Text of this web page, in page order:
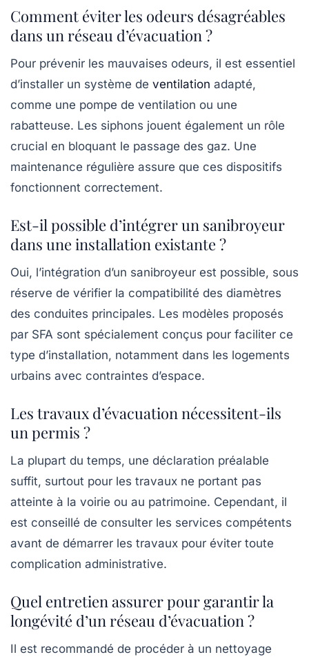
Comment éviter les odeurs désagréables
dans un réseau d’évacuation ?
Pour prévenir les mauvaises odeurs, il est essentiel
d’installer un système de ventilation adapté,
comme une pompe de ventilation ou une
rabatteuse. Les siphons jouent également un rôle
crucial en bloquant le passage des gaz. Une
maintenance régulière assure que ces dispositifs
fonctionnent correctement.
Est-il possible d’intégrer un sanibroyeur
dans une installation existante ?
Oui, l’intégration d’un sanibroyeur est possible, sous
réserve de vérifier la compatibilité des diamètres
des conduites principales. Les modèles proposés
par SFA sont spécialement conçus pour faciliter ce
type d’installation, notamment dans les logements
urbains avec contraintes d’espace.
Les travaux d’évacuation nécessitent-ils
un permis ?
La plupart du temps, une déclaration préalable
suffit, surtout pour les travaux ne portant pas
atteinte à la voirie ou au patrimoine. Cependant, il
est conseillé de consulter les services compétents
avant de démarrer les travaux pour éviter toute
complication administrative.
Quel entretien assurer pour garantir la
longévité d’un réseau d’évacuation ?
Il est recommandé de procéder à un nettoyage